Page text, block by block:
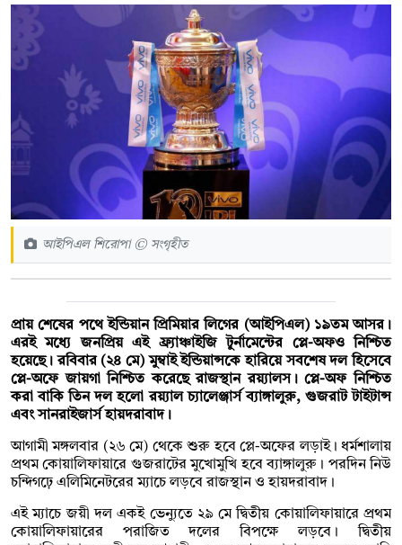
আইপিএল শিরোপা © সংগৃহীত
প্রায় শেষের পথে ইন্ডিয়ান প্রিমিয়ার লিগের (আইপিএল) ১৯তম আসর।
এরই মধ্যে জনপ্রিয় এই ফ্র্যাঞ্চাইজি টুর্নামেন্টের প্লে-অফও নিশ্চিত
হয়েছে। রবিবার (২৪ মে) মুম্বাই ইন্ডিয়ান্সকে হারিয়ে সবশেষ দল হিসেবে
প্লে-অফে জায়গা নিশ্চিত করেছে রাজস্থান রয়্যালস। প্লে-অফ নিশ্চিত
করা বাকি তিন দল হলো রয়্যাল চ্যালেঞ্জার্স ব্যাঙ্গালুরু, গুজরাট টাইটান্স
এবং সানরাইজার্স হায়দরাবাদ।
আগামী মঙ্গলবার (২৬ মে) থেকে শুরু হবে প্লে-অফের লড়াই। ধর্মশালায়
প্রথম কোয়ালিফায়ারে গুজরাটের মুখোমুখি হবে ব্যাঙ্গালুরু। পরদিন নিউ
চন্দিগঢ়ে এলিমিনেটরের ম্যাচে লড়বে রাজস্থান ও হায়দরাবাদ।
এই ম্যাচে জয়ী দল একই ভেন্যুতে ২৯ মে দ্বিতীয় কোয়ালিফায়ারে প্রথম
কোয়ালিফায়ারের পরাজিত দলের বিপক্ষে লড়বে। দ্বিতীয়